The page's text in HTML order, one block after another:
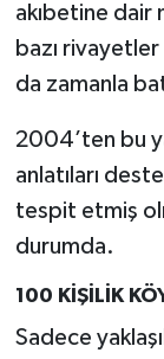
akıbetine dair
bazı rivayetler
da zamanla
2004’ten bu
anlatıları
tespit etmiş
durumda.
100 KİŞİLİK
Sadece